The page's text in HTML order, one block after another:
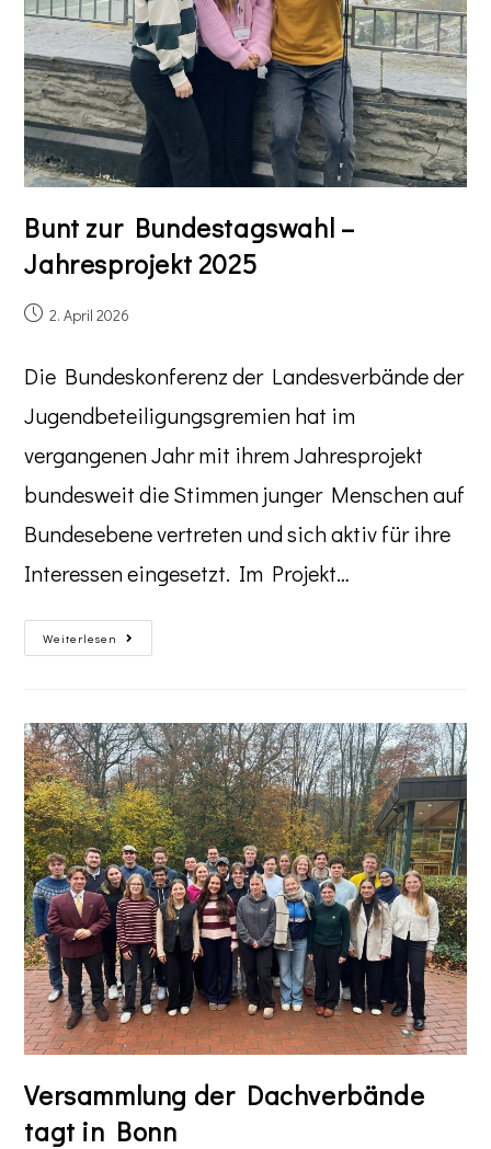
Bunt zur Bundestagswahl –
Jahresprojekt 2025
2. April 2026
Die Bundeskonferenz der Landesverbände der
Jugendbeteiligungsgremien hat im
vergangenen Jahr mit ihrem Jahresprojekt
bundesweit die Stimmen junger Menschen auf
Bundesebene vertreten und sich aktiv für ihre
Interessen eingesetzt. Im Projekt…
Weiterlesen
Versammlung der Dachverbände
tagt in Bonn